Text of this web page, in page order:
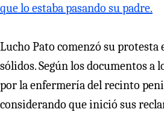
que lo estaba pasando su padre.
Lucho Pato comenzó su protesta
sólidos. Según los documentos a
por la enfermería del recinto
considerando que inició sus